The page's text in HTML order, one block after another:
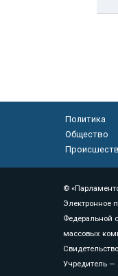
Политика
Общество
©
Электронное
Федеральной
массовых
Учредитель —